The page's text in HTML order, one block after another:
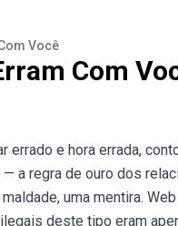
Você
Com
errado e hora errada,
a regra de ouro dos
uma mentira.
deste tipo eram